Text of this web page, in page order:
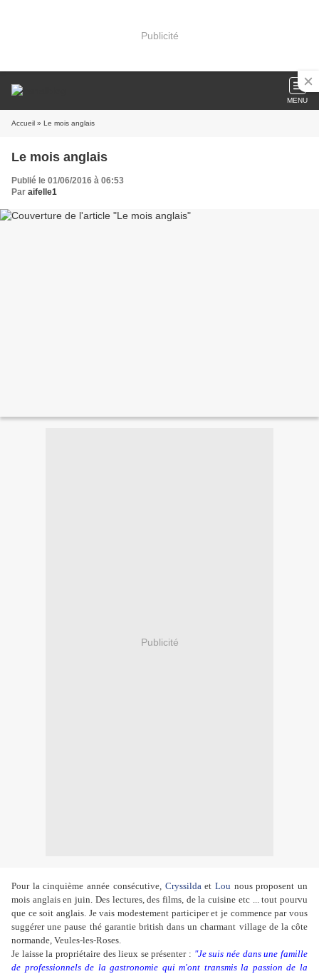
Publicité
MENU
Accueil » Le mois anglais
Le mois anglais
Publié le 01/06/2016 à 06:53
Par aifelle1
Publicité
Pour la cinquième année consécutive, Cryssildaet Lou nous proposent un
mois anglais en juin. Des lectures, des films, de la cuisine etc ... tout pourvu
que ce soit anglais. Je vais modestement participer et je commence par vous
suggérer une pause thé garantie british dans un charmant village de la côte
normande, Veules-les-Roses.
Je laisse la propriétaire des lieux se présenter : "Je suis née dans une famille
de professionnels de la gastronomie qui m'ont transmis la passion de la